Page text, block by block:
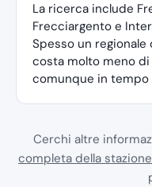
La ricerca include
Frecciargento e
Spesso un
costa molto meno
comunque in tempo
Cerchi altre
completa della stazione